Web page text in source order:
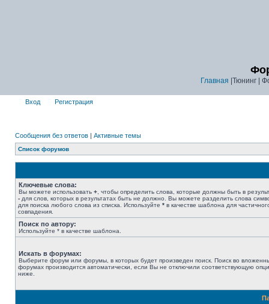
Главная |Тюнинг |
Вход Регистрация
Сообщения без ответов | Активные темы
Список форумов
Ключевые слова:
Вы можете использовать + , чтобы определить слова, которые должны быть в
- для слов, которых в результатах быть не должно. Вы можете разделить слова
для поиска любого слова из списка. Используйте * в качестве шаблона для
совпадения.
Поиск по автору:
Используйте * в качестве шаблона.
Искать в форумах:
Выберите форум или форумы, в которых будет произведен поиск. Поиск во
форумах производится автоматически, если Вы не отключили соответствующую
ниже.